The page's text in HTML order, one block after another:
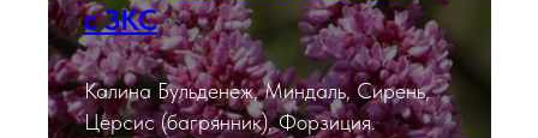
с ЗКС
Калина Бульденеж, Миндаль, Сирень,
Церсис (багрянник), Форзиция.